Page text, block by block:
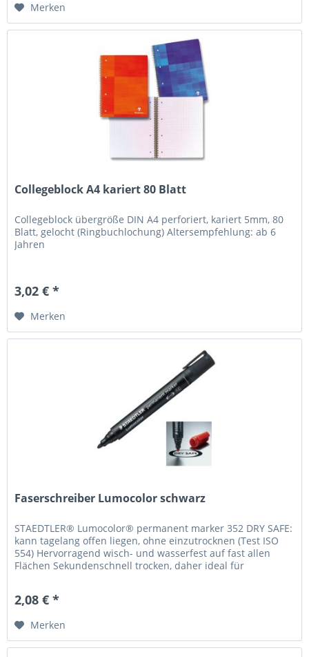
Merken
Collegeblock A4 kariert 80 Blatt
Collegeblock übergröße DIN A4 perforiert, kariert 5mm, 80
Blatt, gelocht (Ringbuchlochung) Altersempfehlung: ab 6
Jahren
3,02 € *
Merken
Faserschreiber Lumocolor schwarz
STAEDTLER® Lumocolor® permanent marker 352 DRY SAFE:
kann tagelang offen liegen, ohne einzutrocknen (Test ISO
554) Hervorragend wisch- und wasserfest auf fast allen
Flächen Sekundenschnell trocken, daher ideal für
2,08 € *
Merken